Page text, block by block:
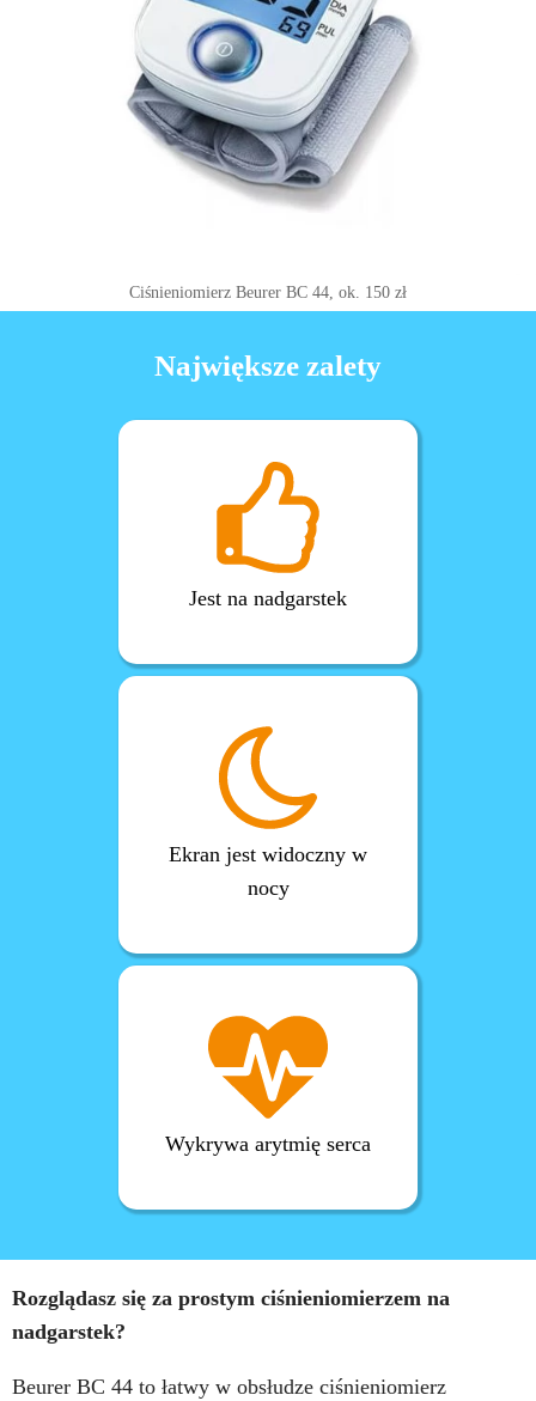
Ciśnieniomierz Beurer BC 44, ok. 150 zł
Największe zalety
Jest na nadgarstek
Ekran jest widoczny w
nocy
Wykrywa arytmię serca
Rozglądasz się za prostym ciśnieniomierzem na
nadgarstek?
Beurer BC 44 to łatwy w obsłudze ciśnieniomierz